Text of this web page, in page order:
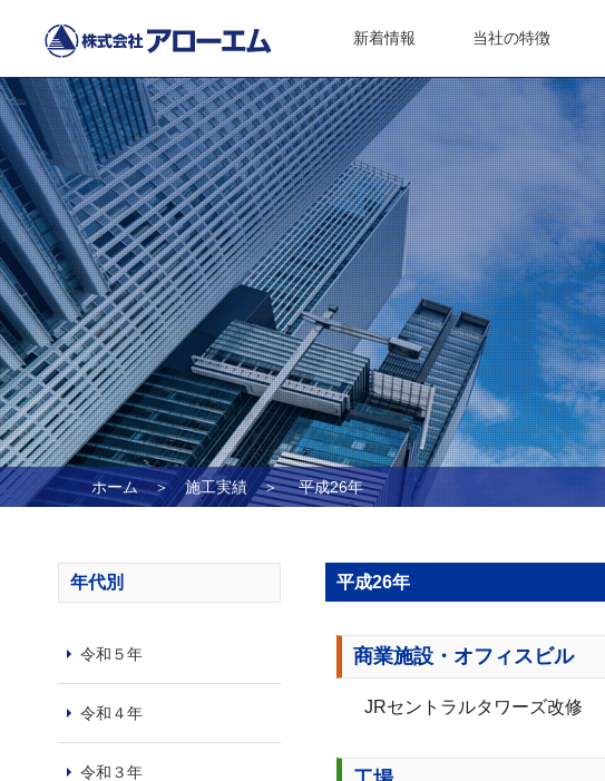
新着情報 当社の特徴
ホーム＞施工実績＞ 平成26年
平成26年
商業施設・オフィスビル
JRセントラルタワーズ改修
年代別
令和５年
令和４年
令和３年